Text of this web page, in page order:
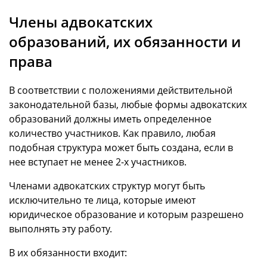
Члены адвокатских
образований, их обязанности и
права
В соответствии с положениями действительной
законодательной базы, любые формы адвокатских
образований должны иметь определенное
количество участников. Как правило, любая
подобная структура может быть создана, если в
нее вступает не менее 2-х участников.
Членами адвокатских структур могут быть
исключительно те лица, которые имеют
юридическое образование и которым разрешено
выполнять эту работу.
В их обязанности входит: